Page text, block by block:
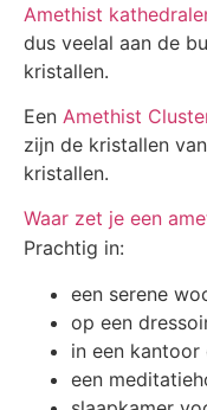
Amethist
dus veelal aan de
kristallen.
Een Amethist
zijn de kristallen
kristallen.
Waar zet je een
Prachtig in:
een serene
op een
in een
een